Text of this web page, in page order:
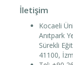
İletişim
Kocaeli
Anıtpark
Sürekli
41100,